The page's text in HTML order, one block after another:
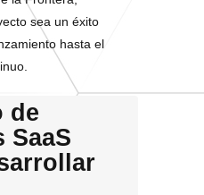
sea un éxito
hasta el
de
SaaS